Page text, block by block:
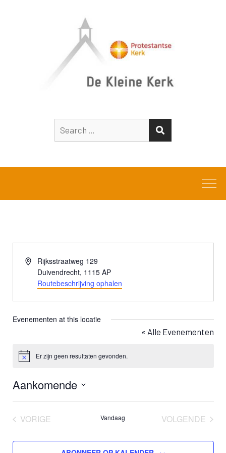
for:
AdresRijksstraatweg 129
Duivendrecht, 1115 AP
Routebeschrijving ophalen
Evenementen at this locatie
« Alle Evenementen
BerichtEr zijn geen resultaten gevonden.
Aankomende
Selecteer
eenVORIGE
Vandaag
VOLGENDE